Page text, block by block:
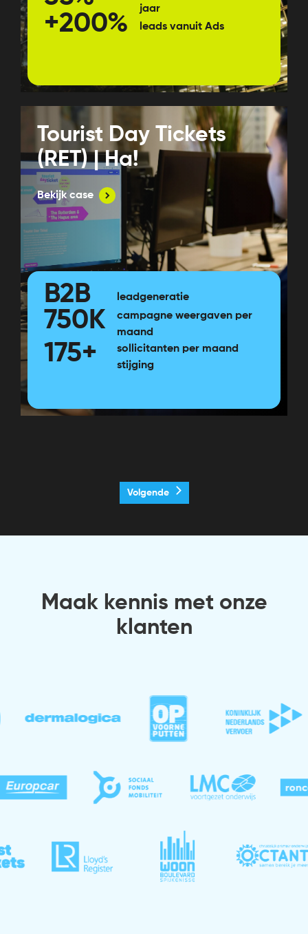
jaar
+200% leads vanuit Ads
Tourist Day Tickets
(RET) | Ha!
Bekijk case
B2B leadgeneratie
750K
campagne weergaven per
maand
175+
sollicitanten per maand
stijging
Volgende
Maak kennis met onze
klanten